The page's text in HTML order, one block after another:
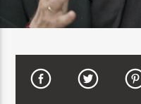
TITLE
ARTIST